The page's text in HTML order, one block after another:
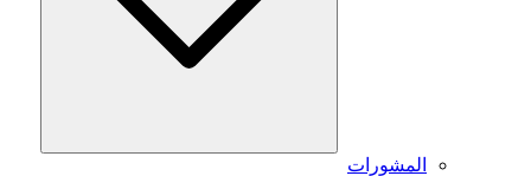
المشورات